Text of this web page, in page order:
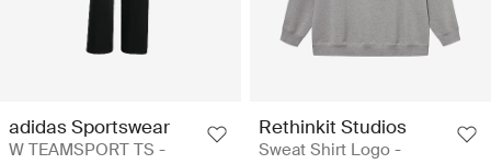
adidas Sportswear
W TEAMSPORT TS -
Rethinkit Studios
Sweat Shirt Logo -